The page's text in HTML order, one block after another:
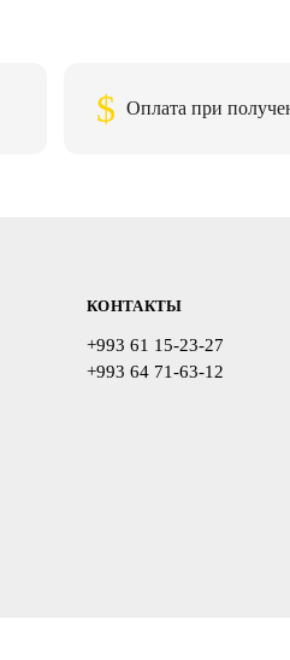
$ Оплата при
КОНТАКТЫ
+993 61 15-23-27
+993 64 71-63-12